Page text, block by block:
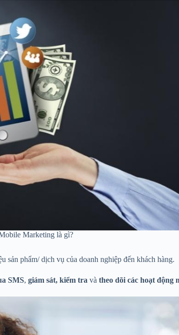
Marketing là gì?
sản phẩm/ dịch vụ của doanh nghiệp đến khách hàng.
SMS, giám sát, kiểm tra và theo dõi các hoạt động